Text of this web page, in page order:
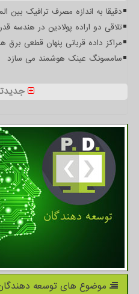
دقیقا به اندازه مصرف ترافیک
تلاقی دو اراده پولادین در هندسه
مراکز داده قربانی پنهان قطعی برق
سامسونگ عینک هوشمند می سازد
موضوع های توسعه